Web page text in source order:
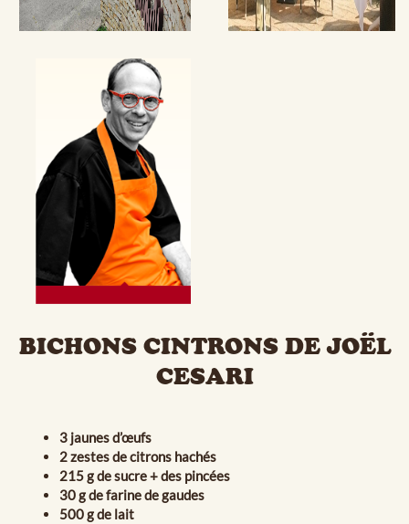
BICHONS CINTRONS DE JOËL
CESARI
3 jaunes d’œufs
2 zestes de citrons hachés
215 g de sucre + des pincées
30 g de farine de gaudes
500 g de lait